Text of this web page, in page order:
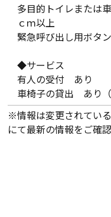
多目的トイレまたは
ｃｍ以上
緊急呼び出し用ボタ
◆サービス
有人の受付 あり
車椅子の貸出 あり
※情報は変更されてい
にて最新の情報をご確